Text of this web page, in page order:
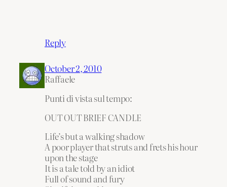
Reply
October 2, 2010
Raffaele
Punti di vista sul tempo:
OUT OUT BRIEF CANDLE
Life’s but a walking shadow
A poor player that struts and frets his hour
upon the stage
It is a tale told by an idiot
Full of sound and fury